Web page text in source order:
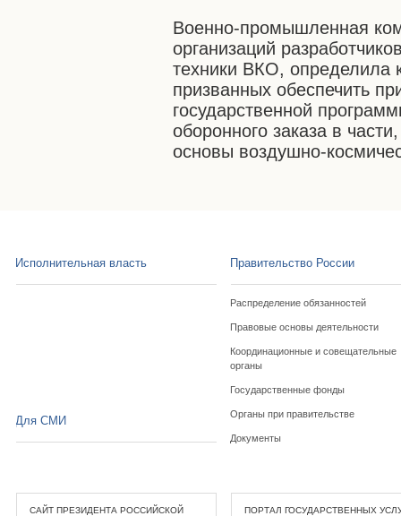
Военно-промышленная
организаций
техники ВКО, определила
призванных обеспечить
государственной
оборонного заказа в
основы воздушно-
Исполнительная власть Правительство России
Распределение обязанностей
Правовые основы деятельности
Координационные и совещательные
органы
Государственные фонды
Органы при правительстве
Документы
Для СМИ
САЙТ ПРЕЗИДЕНТА РОССИЙСКОЙ ПОРТАЛ ГОСУДАРСТВЕННЫХ